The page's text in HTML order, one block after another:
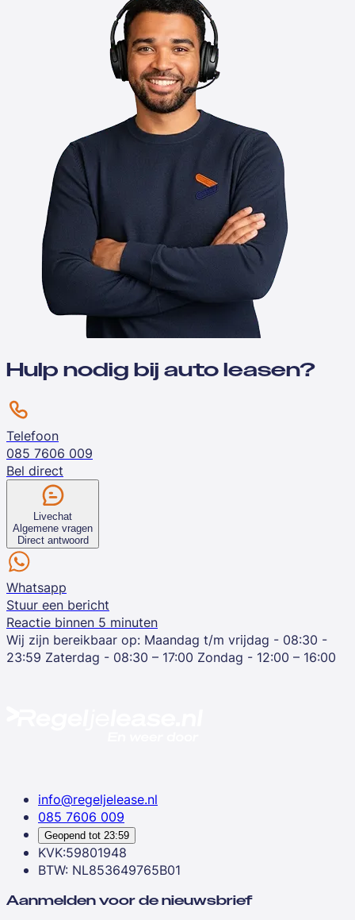
Hulp nodig bij auto leasen?
Telefoon
085 7606 009
Bel direct
Livechat
Algemene vragen
Direct antwoord
Whatsapp
Stuur een bericht
Reactie binnen 5 minuten
Wij zijn bereikbaar op: Maandag t/m vrijdag - 08:30 -
23:59 Zaterdag - 08:30 – 17:00 Zondag - 12:00 – 16:00
info@regeljelease.nl
085 7606 009
Geopend tot 23:59
KVK:59801948
BTW: NL853649765B01
Aanmelden voor de nieuwsbrief